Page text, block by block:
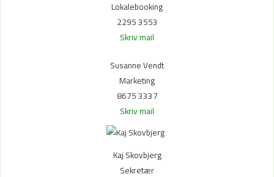
Lokalebooking
2295 3553
Skriv mail
Susanne Vendt
Marketing
8675 3337
Skriv mail
Kaj Skovbjerg
Sekretær